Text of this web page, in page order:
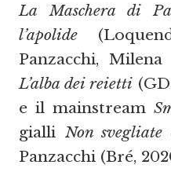
La Maschera di
l’apolide
Panzacchi,
L’alba dei reietti
e il mainstream
gialli Non
Panzacchi (Bré,